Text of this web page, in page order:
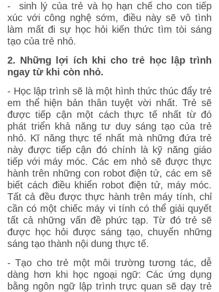
- sinh lý của trẻ và họ hạn chế cho con tiếp
xúc với công nghệ sớm, điều này sẽ vô tình
làm mất đi sự học hỏi kiến thức tìm tòi sáng
tạo của trẻ nhỏ.
2. Những lợi ích khi cho trẻ học lập trình
ngay từ khi còn nhỏ.
- Học lập trình sẽ là một hình thức thúc đẩy trẻ
em thể hiện bản thân tuyệt vời nhất. Trẻ sẽ
được tiếp cận một cách thực tế nhất từ đó
phát triển khả năng tư duy sáng tạo của trẻ
nhỏ. Kĩ năng thực tế nhất mà những đứa trẻ
này được tiếp cận đó chính là kỹ năng giáo
tiếp với máy móc. Các em nhỏ sẽ được thực
hành trên những con robot điện tử, các em sẽ
biết cách điều khiển robot điện tử, máy móc.
Tất cả đều được thực hành trên máy tính, chỉ
cần có một chiếc máy vi tính có thể giải quyết
tất cả những vấn đề phức tạp. Từ đó trẻ sẽ
được học hỏi được sáng tạo, chuyển những
sáng tạo thành nội dung thực tế.
- Tạo cho trẻ một môi trường tương tác, dễ
dàng hơn khi học ngoại ngữ: Các ứng dụng
bằng ngôn ngữ lập trình trực quan sẽ dạy trẻ